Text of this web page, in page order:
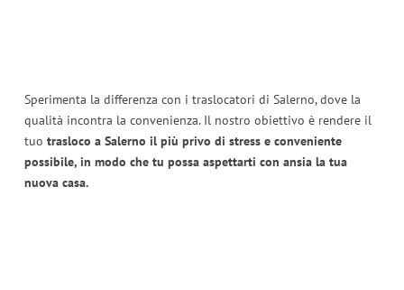
Sperimenta la differenza con i traslocatori di Salerno, dove la
qualità incontra la convenienza. Il nostro obiettivo è rendere il
tuo trasloco a Salerno il più privo di stress e conveniente
possibile, in modo che tu possa aspettarti con ansia la tua
nuova casa.